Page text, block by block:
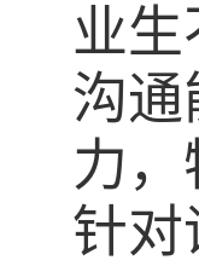
业生
沟通
力 ，
针对